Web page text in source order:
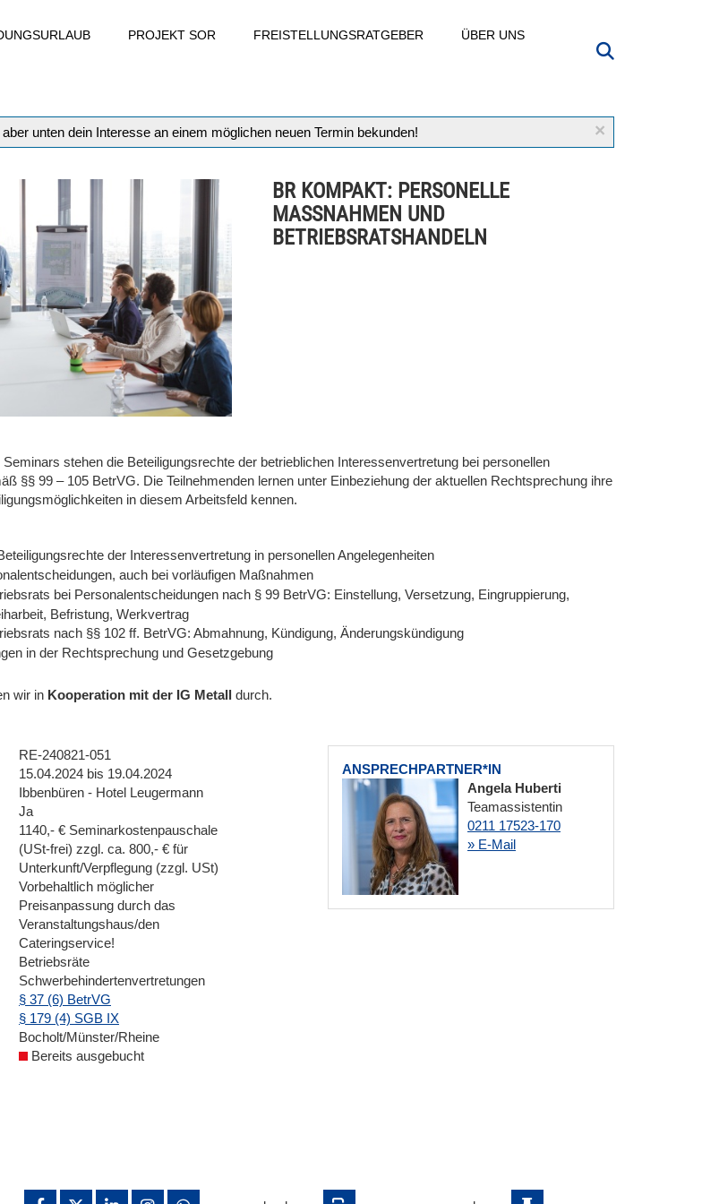
PROJEKT SOR FREISTELLUNGSRATGEBER ÜBER UNS
×
unten dein Interesse an einem möglichen neuen Termin bekunden!
BR KOMPAKT: PERSONELLE
MASSNAHMEN UND
BETRIEBSRATSHANDELN
stehen die Beteiligungsrechte der betrieblichen Interessenvertretung bei personellen
§§ 99 – 105 BetrVG. Die Teilnehmenden lernen unter Einbeziehung der aktuellen Rechtsprechung ihre
in diesem Arbeitsfeld kennen.
der Interessenvertretung in personellen Angelegenheiten
auch bei vorläufigen Maßnahmen
bei Personalentscheidungen nach § 99 BetrVG: Einstellung, Versetzung, Eingruppierung,
Befristung, Werkvertrag
nach §§ 102 ff. BetrVG: Abmahnung, Kündigung, Änderungskündigung
in der Rechtsprechung und Gesetzgebung
wir in Kooperation mit der IG Metall durch.
ANSPRECHPARTNER*IN
Angela Huberti
Teamassistentin
0211 17523-170
» E-Mail
RE-240821-051
15.04.2024 bis 19.04.2024
Ibbenbüren - Hotel Leugermann
Ja
1140,- € Seminarkostenpauschale
(USt-frei) zzgl. ca. 800,- € für
Unterkunft/Verpflegung (zzgl. USt)
Vorbehaltlich möglicher
Preisanpassung durch das
Veranstaltungshaus/den
Cateringservice!
Betriebsräte
Schwerbehindertenvertretungen
§ 37 (6) BetrVG
§ 179 (4) SGB IX
Bocholt/Münster/Rheine
Bereits ausgebucht